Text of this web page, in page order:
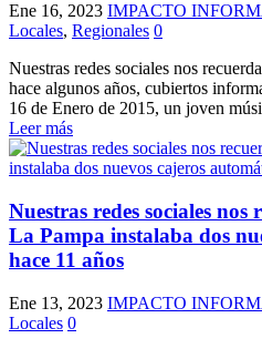
Ene 16, 2023 IMPACTO
Locales, Regionales 0
Nuestras redes sociales nos
hace algunos años, cubiertos
16 de Enero de 2015, un joven
Leer más
Nuestras redes sociales
La Pampa instalaba dos
hace 11 años
Ene 13, 2023 IMPACTO
Locales 0